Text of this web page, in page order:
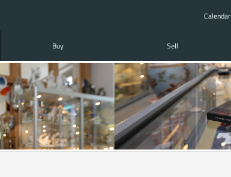
Calendar
Buy Sell